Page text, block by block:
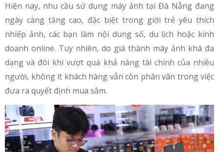
Hiện nay, nhu cầu sử dụng máy ảnh tại Đà Nẵng đang
ngày càng tăng cao, đặc biệt trong giới trẻ yêu thích
nhiếp ảnh, các bạn làm nội dung số, du lịch hoặc kinh
doanh online. Tuy nhiên, do giá thành máy ảnh khá đa
dạng và đôi khi vượt quá khả năng tài chính của nhiều
người, không ít khách hàng vẫn còn phân vân trong việc
đưa ra quyết định mua sắm.